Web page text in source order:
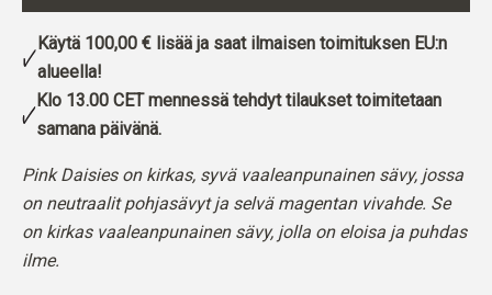
Käytä 100,00 € lisää ja saat ilmaisen toimituksen EU:n
alueella!
Klo 13.00 CET mennessä tehdyt tilaukset toimitetaan
samana päivänä.
Pink Daisies on kirkas, syvä vaaleanpunainen sävy, jossa
on neutraalit pohjasävyt ja selvä magentan vivahde. Se
on kirkas vaaleanpunainen sävy, jolla on eloisa ja puhdas
ilme.